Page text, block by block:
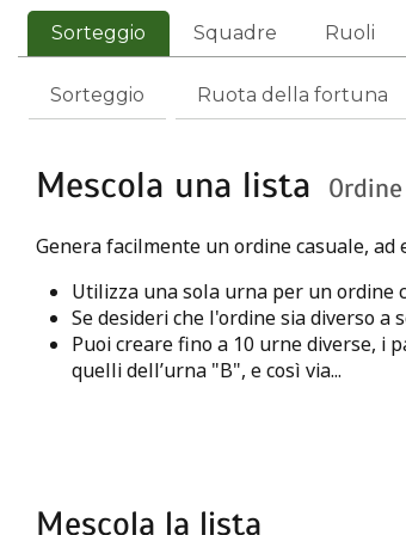
Sorteggio Squadre Ruoli
Sorteggio Ruota della fortuna
Mescola una lista
Genera facilmente un ordine casuale,
Utilizza una sola urna per un ordine
Se desideri che l'ordine sia diverso a
Puoi creare fino a 10 urne diverse, i
quelli dell’urna "B", e così via...
Mescola la lista